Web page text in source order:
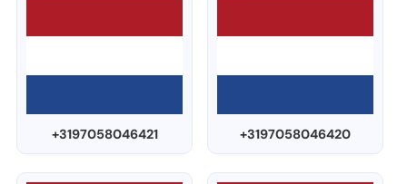
+3197058046421 +3197058046420